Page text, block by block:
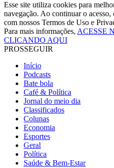
Esse site utiliza cookies para
navegação. Ao continuar o
com nossos Termos de Uso e
Para mais informações, ACESSE
CLICANDO AQUI
PROSSEGUIR
Início
Podcasts
Bate bola
Café & Política
Jornal do meio dia
Classificados
Colunas
Economia
Esportes
Geral
Política
Saúde & Bem-Estar